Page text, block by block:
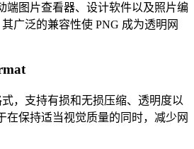
端图片查看器、设计软件以及照片编
广泛的兼容性使 PNG 成为透明网
式，支持有损和无损压缩、透明度以
在保持适当视觉质量的同时，减少网